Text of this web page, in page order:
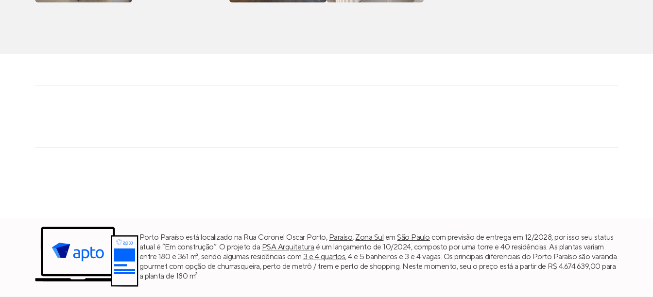
Porto Paraíso está localizado na Rua Coronel Oscar Porto, Paraíso, Zona Sul emSão Paulo com previsão de entrega em 12/2028, por isso seu status
atual é “Em construção”. O projeto da PSA Arquitetura é um lançamento de 10/2024, composto por uma torre e 40 residências. As plantas variam
entre 180 e 361 m², sendo algumas residências com 3 e 4 quartos, 4 e 5 banheiros e 3 e 4 vagas. Os principais diferenciais do Porto Paraíso são varanda
gourmet com opção de churrasqueira, perto de metrô / trem e perto de shopping. Neste momento, seu o preço está a partir de R$ 4.674.639,00 para
a planta de 180 m².